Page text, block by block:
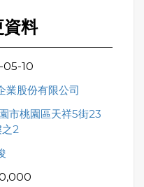
資料
05-10
業股份有限公司
市桃園區天祥5街23
2